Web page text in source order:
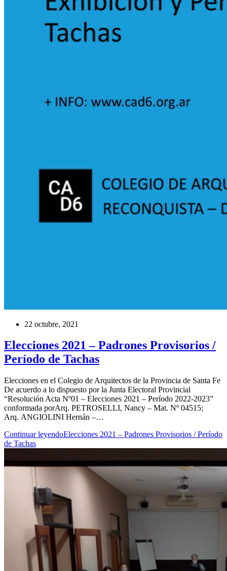
22 octubre, 2021
Elecciones 2021 – Padrones Provisorios /
Período de Tachas
Elecciones en el Colegio de Arquitectos de la Provincia de Santa Fe
De acuerdo a lo dispuesto por la Junta Electoral Provincial
“Resolución Acta Nº01 – Elecciones 2021 – Período 2022-2023”
conformada porArq. PETROSELLI, Nancy – Mat. Nº 04515;
Arq. ANGIOLINI Hernán –…
Continuar leyendoElecciones 2021 – Padrones Provisorios / Período
de Tachas